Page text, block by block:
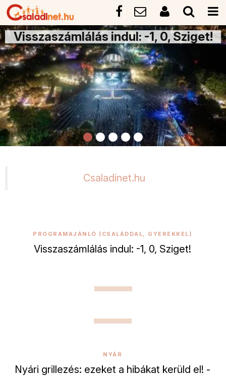
Visszaszámlálás indul: -1, 0, Sziget!
Csaladinet.hu
PROGRAMAJÁNLÓ (CSALÁDDAL, GYEREKKEL)
Visszaszámlálás indul: -1, 0, Sziget!
NYÁR
Nyári grillezés: ezeket a hibákat kerüld el! -